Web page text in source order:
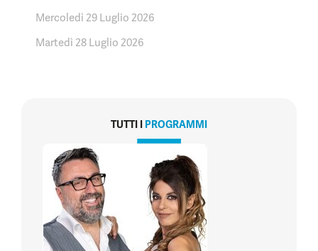
Mercoledì 29 Luglio 2026
Martedì 28 Luglio 2026
TUTTI I PROGRAMMI